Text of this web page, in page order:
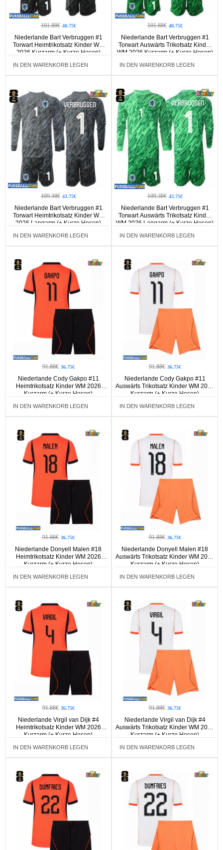
101.88€ 40.75€
Niederlande Bart Verbruggen #1
Torwart Heimtrikotsatz Kinder WM
2026 Kurzarm (+ Kurze Hosen)
IN DEN WARENKORB LEGEN
101.88€ 40.75€
Niederlande Bart Verbruggen #1
Torwart Auswärts Trikotsatz Kinder
WM 2026 Kurzarm (+ Kurze Hosen)
IN DEN WARENKORB LEGEN
109.38€ 43.75€
Niederlande Bart Verbruggen #1
Torwart Heimtrikotsatz Kinder WM
2026 Langarm (+ Kurze Hosen)
IN DEN WARENKORB LEGEN
109.38€ 43.75€
Niederlande Bart Verbruggen #1
Torwart Auswärts Trikotsatz Kinder
WM 2026 Langarm (+ Kurze Hosen)
IN DEN WARENKORB LEGEN
91.88€ 36.75€
Niederlande Cody Gakpo #11
Heimtrikotsatz Kinder WM 2026
Kurzarm (+ Kurze Hosen)
IN DEN WARENKORB LEGEN
91.88€ 36.75€
Niederlande Cody Gakpo #11
Auswärts Trikotsatz Kinder WM 2026
Kurzarm (+ Kurze Hosen)
IN DEN WARENKORB LEGEN
91.88€ 36.75€
Niederlande Donyell Malen #18
Heimtrikotsatz Kinder WM 2026
Kurzarm (+ Kurze Hosen)
IN DEN WARENKORB LEGEN
91.88€ 36.75€
Niederlande Donyell Malen #18
Auswärts Trikotsatz Kinder WM 2026
Kurzarm (+ Kurze Hosen)
IN DEN WARENKORB LEGEN
91.88€ 36.75€
Niederlande Virgil van Dijk #4
Heimtrikotsatz Kinder WM 2026
Kurzarm (+ Kurze Hosen)
IN DEN WARENKORB LEGEN
91.88€ 36.75€
Niederlande Virgil van Dijk #4
Auswärts Trikotsatz Kinder WM 2026
Kurzarm (+ Kurze Hosen)
IN DEN WARENKORB LEGEN